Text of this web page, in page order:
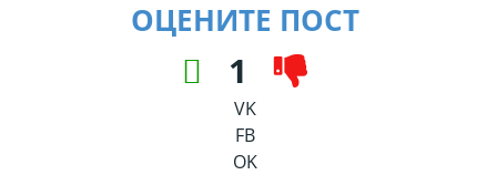
ОЦЕНИТЕ ПОСТ
1
VK
FB
OK